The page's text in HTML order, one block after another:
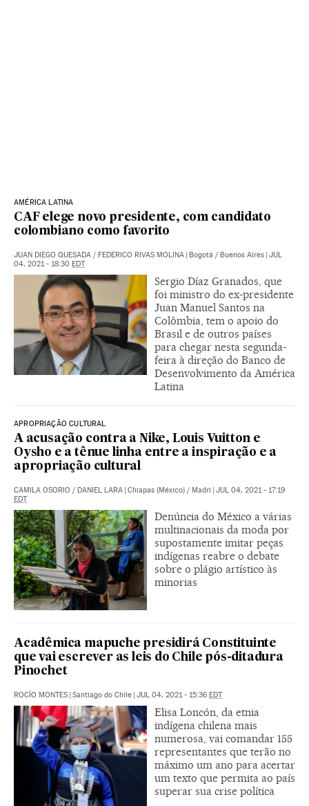
AMÉRICA LATINA
CAF elege novo presidente, com candidato
colombiano como favorito
JUAN DIEGO QUESADA / FEDERICO RIVAS MOLINA Bogotá / Buenos Aires JUL
04, 2021 - 18:30 EDT
Sergio Díaz Granados, que
foi ministro do ex-presidente
Juan Manuel Santos na
Colômbia, tem o apoio do
Brasil e de outros países
para chegar nesta segunda-
feira à direção do Banco de
Desenvolvimento da América
Latina
APROPRIAÇÃO CULTURAL
A acusação contra a Nike, Louis Vuitton e
Oysho e a tênue linha entre a inspiração e a
apropriação cultural
CAMILA OSORIO / DANIEL LARA Chiapas (México) / Madri
JUL 04, 2021 - 17:19
EDT
Denúncia do México a várias
multinacionais da moda por
supostamente imitar peças
indígenas reabre o debate
sobre o plágio artístico às
minorias
Acadêmica mapuche presidirá Constituinte
que vai escrever as leis do Chile pós-ditadura
Pinochet
ROCÍO MONTES Santiago do Chile JUL 04, 2021 - 15:36 EDT
Elisa Loncón, da etnia
indígena chilena mais
numerosa, vai comandar 155
representantes que terão no
máximo um ano para acertar
um texto que permita ao país
superar sua crise política